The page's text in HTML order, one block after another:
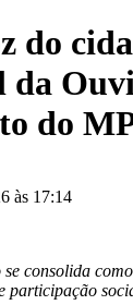
do
da
do
às 17:14
consolida
participação